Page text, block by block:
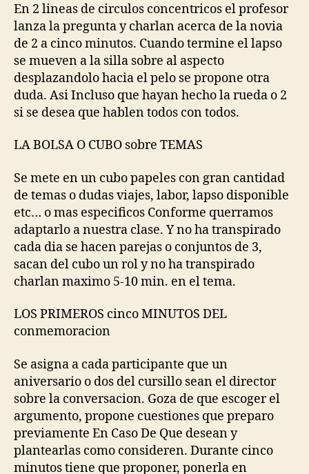
En 2 lineas de circulos concentricos el profesor
lanza la pregunta y charlan acerca de la novia
de 2 a cinco minutos. Cuando termine el lapso
se mueven a la silla sobre al aspecto
desplazandolo hacia el pelo se propone otra
duda. Asi Incluso que hayan hecho la rueda o 2
si se desea que hablen todos con todos.
LA BOLSA O CUBO sobre TEMAS
Se mete en un cubo papeles con gran cantidad
de temas o dudas viajes, labor, lapso disponible
etc… o mas especificos Conforme querramos
adaptarlo a nuestra clase. Y no ha transpirado
cada dia se hacen parejas o conjuntos de 3,
sacan del cubo un rol y no ha transpirado
charlan maximo 5-10 min. en el tema.
LOS PRIMEROS cinco MINUTOS DEL
conmemoracion
Se asigna a cada participante que un
aniversario o dos del cursillo sean el director
sobre la conversacion. Goza de que escoger el
argumento, propone cuestiones que preparo
previamente En Caso De Que desean y
plantearlas como consideren. Durante cinco
minutos tiene que proponer, ponerla en